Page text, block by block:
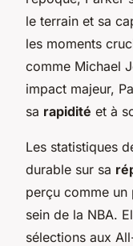
le terrain et sa
les moments
comme Michael
impact majeur,
sa rapidité et à
Les statistiques
durable sur sa
perçu comme un
sein de la NBA.
sélections aux